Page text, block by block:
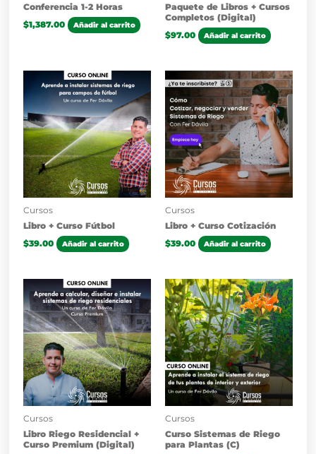
Conferencia 1-2 Horas
$1,387.00 Añadir al carrito
Paquete de Libros + Cursos
Completos (Digital)
$97.00 Añadir al carrito
Cursos
Libro + Curso Fútbol
$39.00 Añadir al carrito
Cursos
Libro + Curso Cotización
$39.00 Añadir al carrito
Cursos
Libro Riego Residencial +
Curso Premium (Digital)
Cursos
Curso Sistemas de Riego
para Plantas (C)